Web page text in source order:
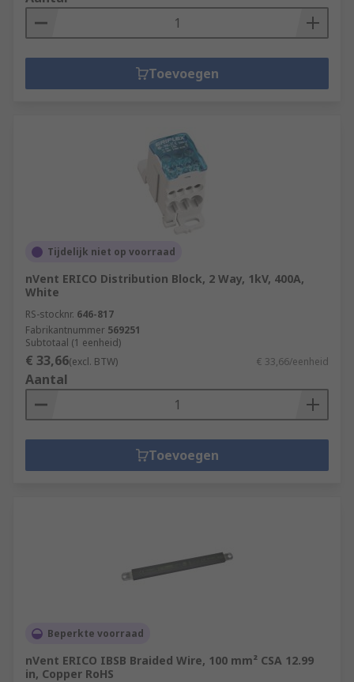
Toevoegen
Tijdelijk niet op voorraad
nVent ERICO Distribution Block, 2 Way, 1kV, 400A,
White
RS-stocknr. 646-817
Fabrikantnummer 569251
Subtotaal (1 eenheid)
€ 33,66(excl. BTW) € 33,66/eenheid
Aantal
Toevoegen
Beperkte voorraad
nVent ERICO IBSB Braided Wire, 100 mm² CSA 12.99
in, Copper RoHS